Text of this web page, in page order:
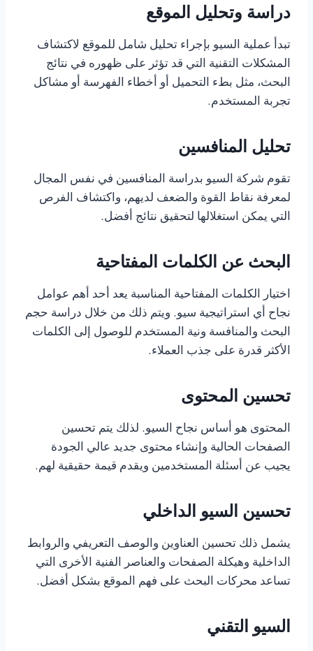
دراسة وتحليل الموقع
تبدأ عملية السيو بإجراء تحليل شامل للموقع لاكتشاف
المشكلات التقنية التي قد تؤثر على ظهوره في نتائج
البحث، مثل بطء التحميل أو أخطاء الفهرسة أو مشاكل
تجربة المستخدم.
تحليل المنافسين
تقوم شركة السيو بدراسة المنافسين في نفس المجال
لمعرفة نقاط القوة والضعف لديهم، واكتشاف الفرص
التي يمكن استغلالها لتحقيق نتائج أفضل.
البحث عن الكلمات المفتاحية
اختيار الكلمات المفتاحية المناسبة يعد أحد أهم عوامل
نجاح أي استراتيجية سيو. ويتم ذلك من خلال دراسة حجم
البحث والمنافسة ونية المستخدم للوصول إلى الكلمات
الأكثر قدرة على جذب العملاء.
تحسين المحتوى
المحتوى هو أساس نجاح السيو. لذلك يتم تحسين
الصفحات الحالية وإنشاء محتوى جديد عالي الجودة
يجيب عن أسئلة المستخدمين ويقدم قيمة حقيقية لهم.
تحسين السيو الداخلي
يشمل ذلك تحسين العناوين والوصف التعريفي والروابط
الداخلية وهيكلة الصفحات والعناصر الفنية الأخرى التي
تساعد محركات البحث على فهم الموقع بشكل أفضل.
السيو التقني